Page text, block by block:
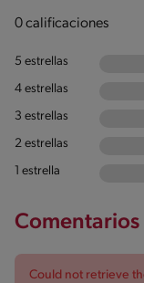
0 calificaciones
5 estrellas
4 estrellas
3 estrellas
2 estrellas
1 estrella
Comentarios
Could not retrieve